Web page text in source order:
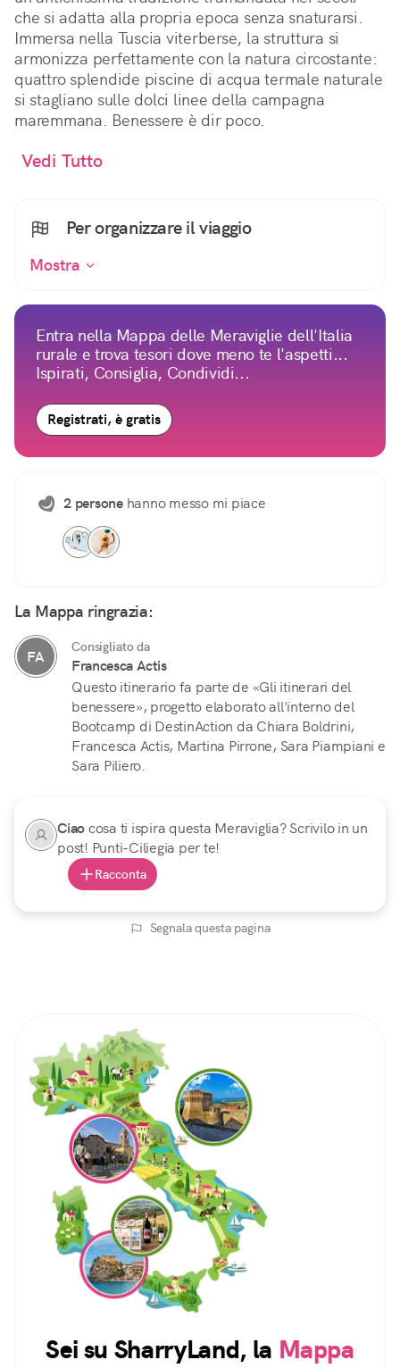
che si adatta alla propria epoca senza snaturarsi.
Immersa nella Tuscia viterberse, la struttura si
armonizza perfettamente con la natura circostante:
quattro splendide piscine di acqua termale naturale
si stagliano sulle dolci linee della campagna
maremmana. Benessere è dir poco.
Vedi Tutto
Per organizzare il viaggio
Mostra
Entra nella Mappa delle Meraviglie dell'Italia
rurale e trova tesori dove meno te l'aspetti...
Ispirati, Consiglia, Condividi...
Registrati, è gratis
2 personehanno messo mi piace
La Mappa ringrazia:
FA
Consigliato da
Francesca Actis
Questo itinerario fa parte de «Gli itinerari del
benessere», progetto elaborato all'interno del
Bootcamp di DestinAction da Chiara Boldrini,
Francesca Actis, Martina Pirrone, Sara Piampiani e
Sara Piliero.
Ciaocosa ti ispira questa Meraviglia? Scrivilo in un
post! Punti-Ciliegia per te!
Racconta
Segnala questa pagina
Sei su SharryLand, la Mappa